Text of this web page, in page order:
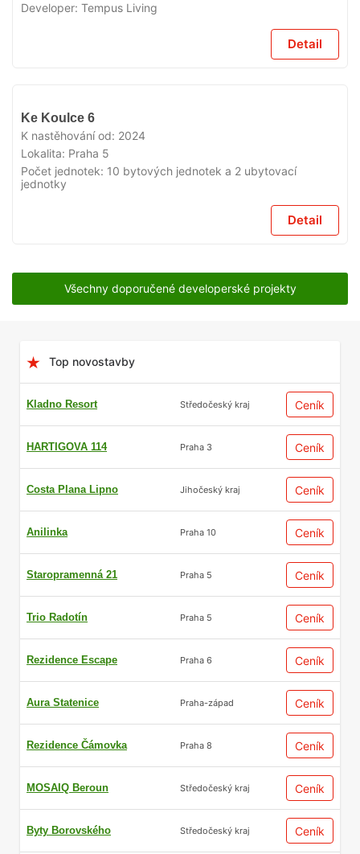
Developer: Tempus Living
Detail
Ke Koulce 6
K nastěhování od: 2024
Lokalita: Praha 5
Počet jednotek: 10 bytových jednotek a 2 ubytovací
jednotky
Detail
Všechny doporučené developerské projekty
Top novostavby
Kladno Resort Středočeský kraj Ceník
HARTIGOVA 114 Praha 3 Ceník
Costa Plana Lipno Jihočeský kraj Ceník
Anilinka Praha 10 Ceník
Staropramenná 21 Praha 5 Ceník
Trio Radotín Praha 5 Ceník
Rezidence Escape Praha 6 Ceník
Aura Statenice Praha-západ Ceník
Rezidence Čámovka Praha 8 Ceník
MOSAIQ Beroun Středočeský kraj Ceník
Byty Borovského Středočeský kraj Ceník